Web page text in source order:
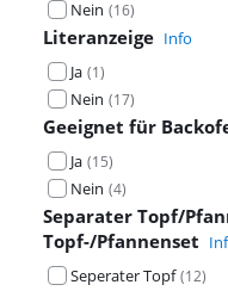
Nein (16)
Literanzeige Info
Ja (1)
Nein (17)
Geeignet für
Ja (15)
Nein (4)
Separater Topf/
Topf-/Pfannenset
Seperater Topf (12)